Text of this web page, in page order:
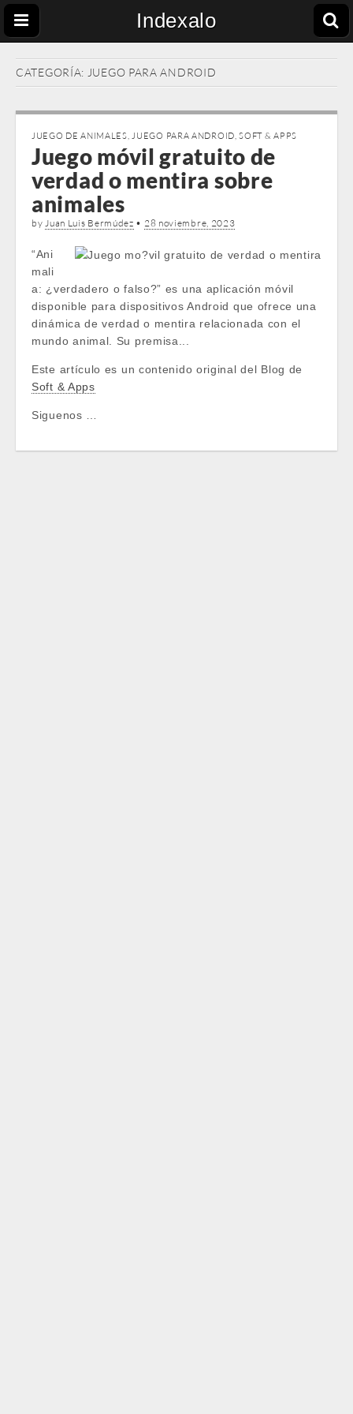
Indexalo
CATEGORÍA: JUEGO PARA ANDROID
JUEGO DE ANIMALES,JUEGO PARA ANDROID,SOFT & APPS
Juego móvil gratuito de
verdad o mentira sobre
animales
byJuan Luis Bermúdez • 28 noviembre, 2023
“Ani
mali
a: ¿verdadero o falso?” es una aplicación móvil
disponible para dispositivos Android que ofrece una
dinámica de verdad o mentira relacionada con el
mundo animal. Su premisa...
Este artículo es un contenido original del Blog de
Soft & Apps
Siguenos …